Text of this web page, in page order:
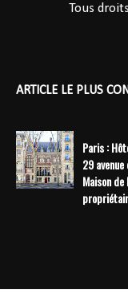
Tous
ARTICLE LE PLUS
Paris :
29
Maison